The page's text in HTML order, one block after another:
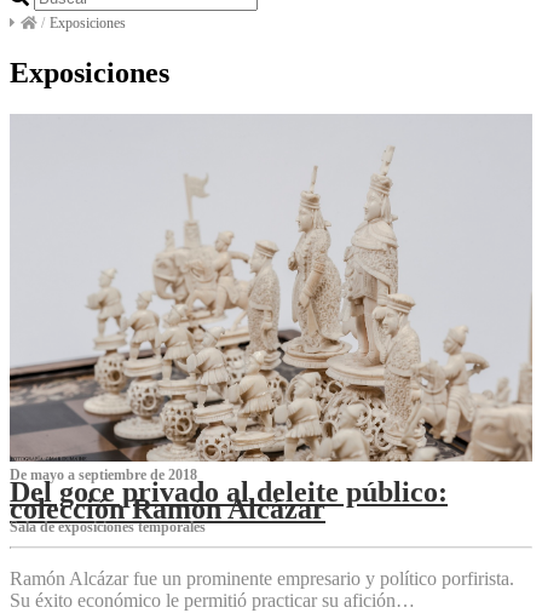
/ Exposiciones
Exposiciones
De mayo a septiembre de 2018
Del goce privado al deleite público:
colección Ramón Alcázar
Sala de exposiciones temporales
Ramón Alcázar fue un prominente empresario y político porfirista.
Su éxito económico le permitió practicar su afición…